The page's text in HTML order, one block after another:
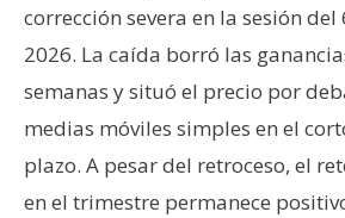
C
n
t
a
c
corrección severa en la sesión
2026. La caída borró las
semanas y situó el precio por
medias móviles simples en el
plazo. A pesar del retroceso, el
en el trimestre permanece